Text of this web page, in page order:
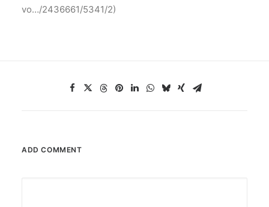
vo…/2436661/5341/2)
ADD COMMENT